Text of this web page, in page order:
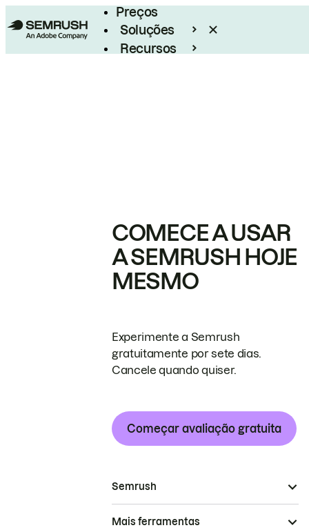
Preços
Soluções
Recursos
COMECE A USAR
A SEMRUSH HOJE
MESMO
Experimente a Semrush
gratuitamente por sete dias.
Cancele quando quiser.
Começar avaliação gratuita
Semrush
Mais ferramentas